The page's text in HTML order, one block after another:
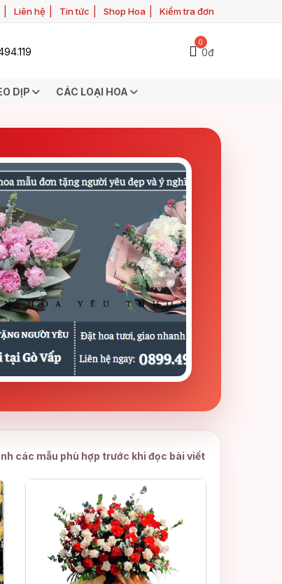
Liên hệ Tin tức Shop Hoa Kiểm tra đơn
0
0đ
DỊP CÁC LOẠI HOA
các mẫu phù hợp trước khi đọc bài viết